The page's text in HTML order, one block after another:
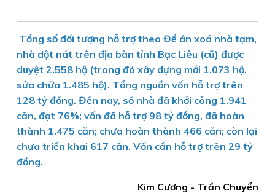
Tổng số đối tượng hỗ trợ theo Đề án xoá nhà tạm,
nhà dột nát trên địa bàn tỉnh Bạc Liêu (cũ) được
duyệt 2.558 hộ (trong đó xây dựng mới 1.073 hộ,
sửa chữa 1.485 hộ). Tổng nguồn vốn hỗ trợ trên
128 tỷ đồng. Đến nay, số nhà đã khởi công 1.941
căn, đạt 76%; vốn đã hỗ trợ 98 tỷ đồng, đã hoàn
thành 1.475 căn; chưa hoàn thành 466 căn; còn lại
chưa triển khai 617 căn. Vốn cần hỗ trợ trên 29 tỷ
đồng.
Kim Cương - Trần Chuyển